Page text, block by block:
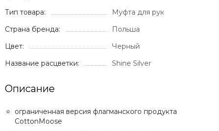
Peg Perego
Pituso
Recaro
Redsbaby
Suavinex
Тип товара:
Муфта для рук
Страна бренда:
Польша
Цвет:
Черный
Название расцветки:
Shine Silver
Описание
ограниченная версия флагманского продукта
CottonMoose